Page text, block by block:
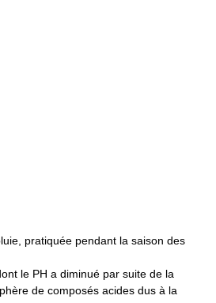
pratiquée pendant la saison des
le PH a diminué par suite de la
de composés acides dus à la